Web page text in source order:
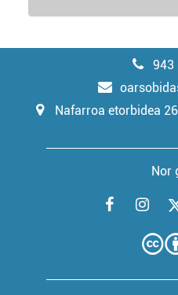
943
Nafarroa etorbidea
Nor